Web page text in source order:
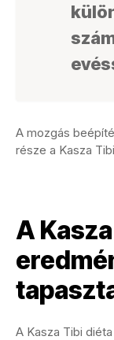
A mozgás
része a Kasza
A
A Kasza Tibi